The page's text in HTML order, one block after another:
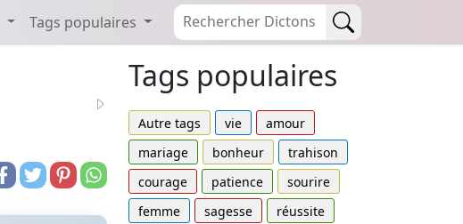
Tags populaires
Tags populaires
Autre tags vie
amour
mariage
bonheur
trahison
courage
patience
sourire
femme
sagesse
réussite